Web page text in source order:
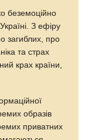
беземоційно
З ефіру
загиблих, про
та страх
крах країни,
образів
приватних